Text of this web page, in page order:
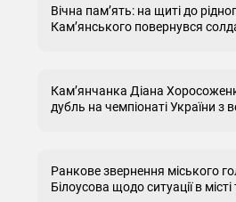
Вічна пам’ять: на щиті до
Кам’янського повернувся
Кам’янчанка Діана
дубль на чемпіонаті України з
Ранкове звернення міського
Білоусова щодо ситуації в місті